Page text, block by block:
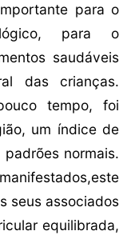
para o
para o
saudáveis
das crianças.
tempo, foi
um índice de
normais.
este
seus associados
equilibrada,